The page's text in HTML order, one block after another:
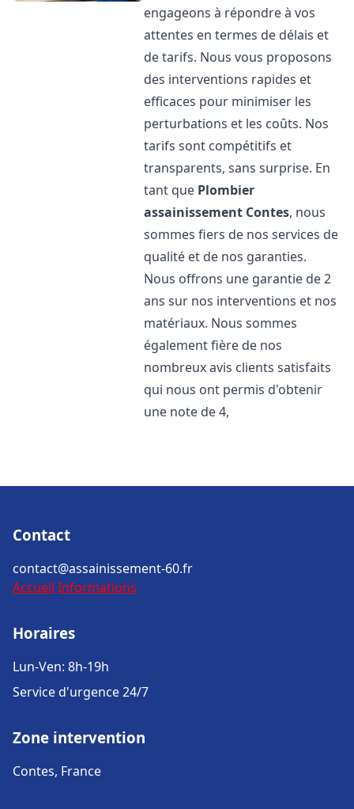
engageons à répondre à vos
attentes en termes de délais et
de tarifs. Nous vous proposons
des interventions rapides et
efficaces pour minimiser les
perturbations et les coûts. Nos
tarifs sont compétitifs et
transparents, sans surprise. En
tant que Plombier
assainissement Contes, nous
sommes fiers de nos services de
qualité et de nos garanties.
Nous offrons une garantie de 2
ans sur nos interventions et nos
matériaux. Nous sommes
également fière de nos
nombreux avis clients satisfaits
qui nous ont permis d'obtenir
une note de 4,
Contact
contact@assainissement-60.fr
Accueil Informations
Horaires
Lun-Ven: 8h-19h
Service d'urgence 24/7
Zone intervention
Contes, France